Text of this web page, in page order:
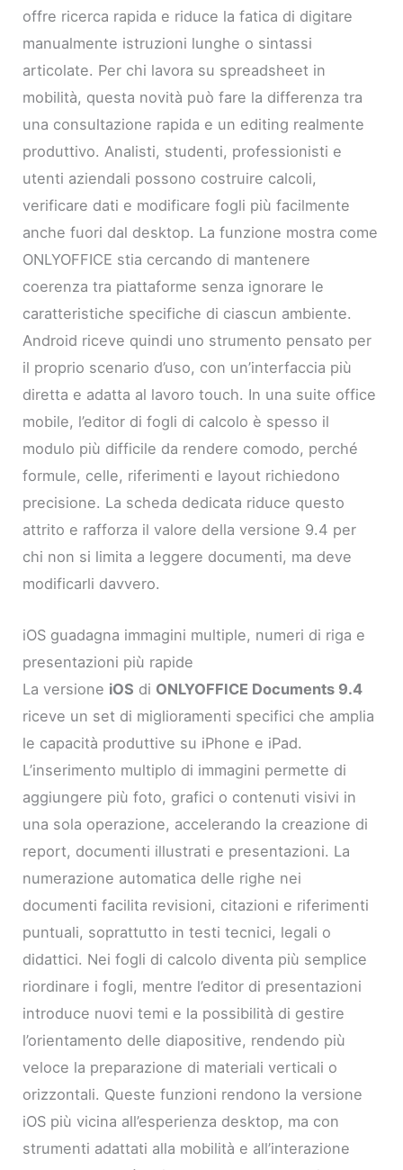
offre ricerca rapida e riduce la fatica di digitare
manualmente istruzioni lunghe o sintassi
articolate. Per chi lavora su spreadsheet in
mobilità, questa novità può fare la differenza tra
una consultazione rapida e un editing realmente
produttivo. Analisti, studenti, professionisti e
utenti aziendali possono costruire calcoli,
verificare dati e modificare fogli più facilmente
anche fuori dal desktop. La funzione mostra come
ONLYOFFICE stia cercando di mantenere
coerenza tra piattaforme senza ignorare le
caratteristiche specifiche di ciascun ambiente.
Android riceve quindi uno strumento pensato per
il proprio scenario d’uso, con un’interfaccia più
diretta e adatta al lavoro touch. In una suite office
mobile, l’editor di fogli di calcolo è spesso il
modulo più difficile da rendere comodo, perché
formule, celle, riferimenti e layout richiedono
precisione. La scheda dedicata riduce questo
attrito e rafforza il valore della versione 9.4 per
chi non si limita a leggere documenti, ma deve
modificarli davvero.
iOS guadagna immagini multiple, numeri di riga e
presentazioni più rapide
La versione iOS di ONLYOFFICE Documents 9.4
riceve un set di miglioramenti specifici che amplia
le capacità produttive su iPhone e iPad.
L’inserimento multiplo di immagini permette di
aggiungere più foto, grafici o contenuti visivi in
una sola operazione, accelerando la creazione di
report, documenti illustrati e presentazioni. La
numerazione automatica delle righe nei
documenti facilita revisioni, citazioni e riferimenti
puntuali, soprattutto in testi tecnici, legali o
didattici. Nei fogli di calcolo diventa più semplice
riordinare i fogli, mentre l’editor di presentazioni
introduce nuovi temi e la possibilità di gestire
l’orientamento delle diapositive, rendendo più
veloce la preparazione di materiali verticali o
orizzontali. Queste funzioni rendono la versione
iOS più vicina all’esperienza desktop, ma con
strumenti adattati alla mobilità e all’interazione